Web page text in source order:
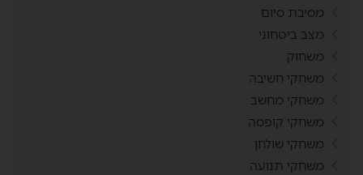
מסיבת סיום
מצב ביטחוני
משחוק
משחקי חשיבה
משחקי מחשב
משחקי קופסה
משחקי שולחן
משחקי תנועה